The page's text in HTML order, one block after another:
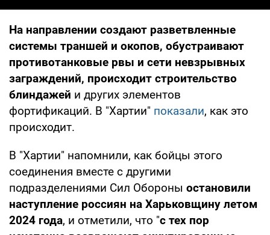
На направлении создают разветвленные
системы траншей и окопов, обустраивают
противотанковые рвы и сети невзрывных
заграждений, происходит строительство
блиндажей и других элементов
фортификаций. В "Хартии" показали, как это
происходит.
В "Хартии" напомнили, как бойцы этого
соединения вместе с другими
подразделениями Сил Обороны остановили
наступление россиян на Харьковщину летом
2024 года, и отметили, что "с тех пор